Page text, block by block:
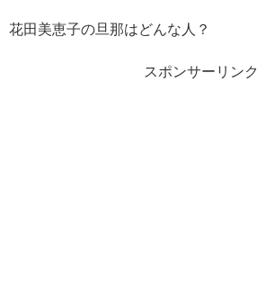
花田美恵子の旦那はどんな人？
スポンサーリンク